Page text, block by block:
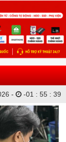
- -01 : 55 : 39